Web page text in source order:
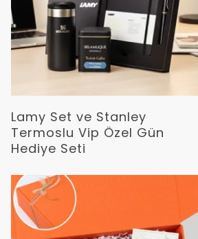
Devamını Oku
Lamy Set ve Stanley
Termoslu Vip Özel Gün
Hediye Seti